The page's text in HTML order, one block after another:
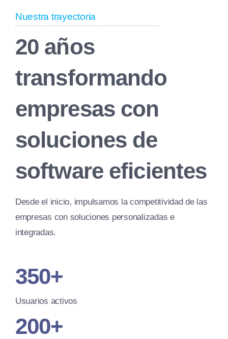
Nuestra trayectoria
20 años
transformando
empresas con
soluciones de
software eficientes
Desde el inicio, impulsamos la competitividad de las
empresas con soluciones personalizadas e
integradas.
350+
Usuarios activos
200+